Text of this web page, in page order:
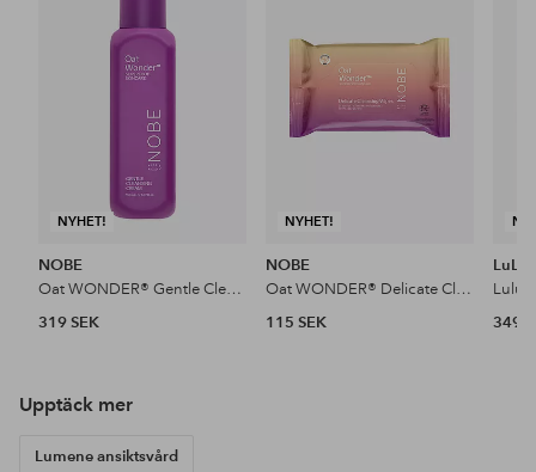
NYHET!
NOBE
Oat WONDER® Gentle Cleansing Cream 150 Ml
319 SEK
NYHET!
favoriter
NOBE
Oat WONDER® Delicate Cleansing Wipes 25 Pcs
115 SEK
349
Upptäck mer
Lumene ansiktsvård